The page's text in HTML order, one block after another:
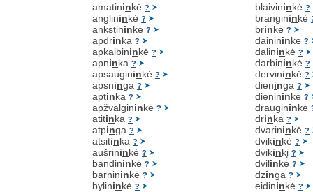
amatininkė ?
anglininkė ?
ankstininkė ?
apdrinka ?
apkalbininkė ?
apninka ?
apsaugininkė ?
apsninga ?
aptinka ?
apžvalgininkė ?
atitinka ?
atpinga ?
atsitinka ?
aušrininkė ?
bandininkė ?
barnininkė ?
bylininkė ?
blaivininkė ?
brangininkė
brinkė ?
dainininkė ?
dalininkė ?
darbininkė ?
dervininkė ?
dieninga ?
dienininkė ?
draugininkė
drinka ?
dvarininkė ?
dvikinkė ?
dvikinkį ?
dvilinkė ?
dzinga ?
eidininkė ?